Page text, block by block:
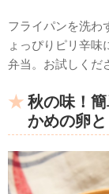
フライパンを洗わ
ょっぴりピリ辛味
弁当。お試しくだ
秋の味！
かめの卵